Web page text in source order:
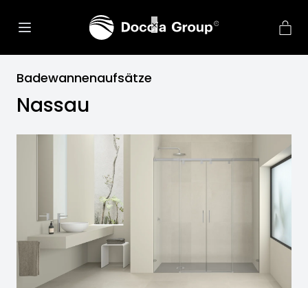
Badewannenaufsätze
Nassau